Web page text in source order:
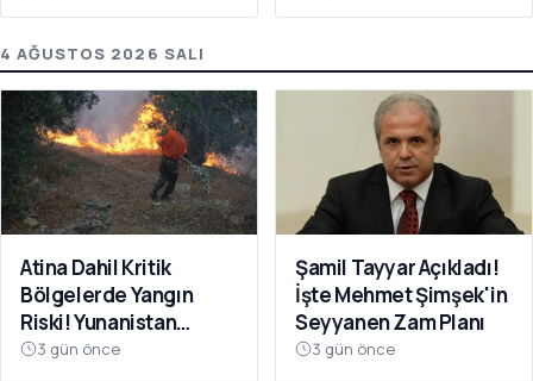
4 AĞUSTOS 2026 SALI
Atina Dahil Kritik
Bölgelerde Yangın
Riski! Yunanistan
Kırmızıya Büründü
3 gün önce
Şamil Tayyar Açıkladı!
İşte Mehmet Şimşek'in
Seyyanen Zam Planı
3 gün önce